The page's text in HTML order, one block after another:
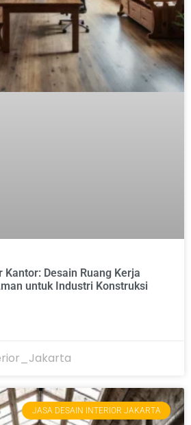
Desain Ruang Kerja
untuk Industri Konstruksi
JASA DESAIN INTERIOR JAKARTA